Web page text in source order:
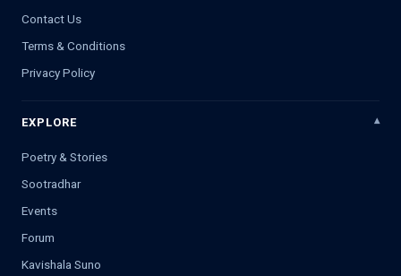
Contact Us
Terms & Conditions
Privacy Policy
EXPLORE
Poetry & Stories
Sootradhar
Events
Forum
Kavishala Suno